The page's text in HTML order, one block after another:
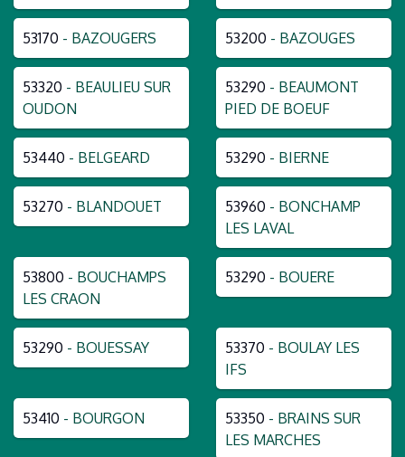
53170 - BAZOUGERS 53200 - BAZOUGES
53320 - BEAULIEU SUR
OUDON
53290 - BEAUMONT
PIED DE BOEUF
53440 - BELGEARD 53290 - BIERNE
53270 - BLANDOUET 53960 - BONCHAMP
LES LAVAL
53800 - BOUCHAMPS
LES CRAON
53290 - BOUERE
53290 - BOUESSAY 53370 - BOULAY LES
IFS
53410 - BOURGON 53350 - BRAINS SUR
LES MARCHES